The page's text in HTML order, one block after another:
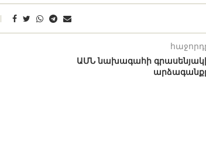
ԱՄՆ նախագահի